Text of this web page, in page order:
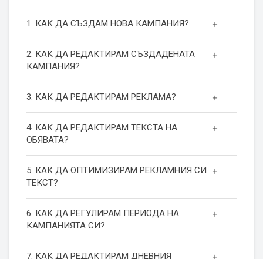
1. КАК ДА СЪЗДАМ НОВА КАМПАНИЯ?
2. КАК ДА РЕДАКТИРАМ СЪЗДАДЕНАТА
КАМПАНИЯ?
3. КАК ДА РЕДАКТИРАМ РЕКЛАМА?
4. КАК ДА РЕДАКТИРАМ ТЕКСТА НА
ОБЯВАТА?
5. КАК ДА ОПТИМИЗИРАМ РЕКЛАМНИЯ СИ
ТЕКСТ?
6. КАК ДА РЕГУЛИРАМ ПЕРИОДА НА
КАМПАНИЯТА СИ?
7. КАК ДА РЕДАКТИРАМ ДНЕВНИЯ